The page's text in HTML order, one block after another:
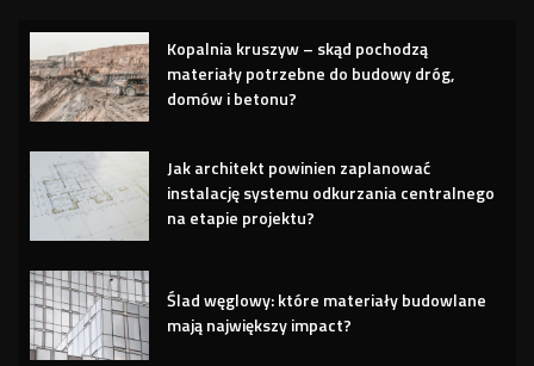
Kopalnia kruszyw – skąd pochodzą
materiały potrzebne do budowy dróg,
domów i betonu?
Jak architekt powinien zaplanować
instalację systemu odkurzania centralnego
na etapie projektu?
Ślad węglowy: które materiały budowlane
mają największy impact?